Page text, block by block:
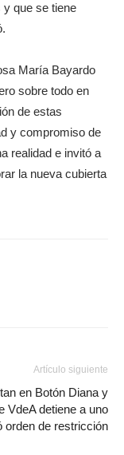
y que se tiene
María Bayardo
sobre todo en
de estas
y compromiso de
realidad e invitó a
la nueva cubierta
Artículo siguiente
en Botón Diana y
VdeA detiene a uno
orden de restricción